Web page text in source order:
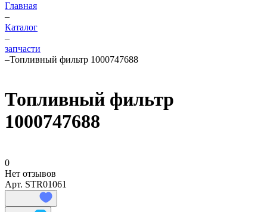
Главная
–
Каталог
–
запчасти
–Топливный фильтр 1000747688
Топливный фильтр
1000747688
0
Нет отзывов
Арт. STR01061